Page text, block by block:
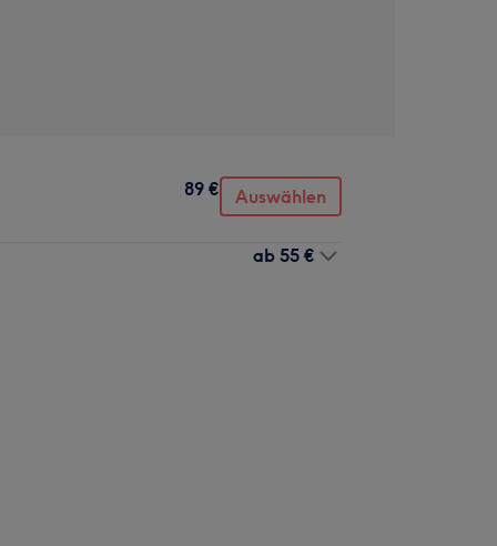
89 € Auswählen
ab 55 €